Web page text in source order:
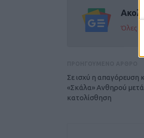
Όλες
Σε ισχύ η απαγόρευση
«Σκάλα» Ανθηρού
κατολίσθηση